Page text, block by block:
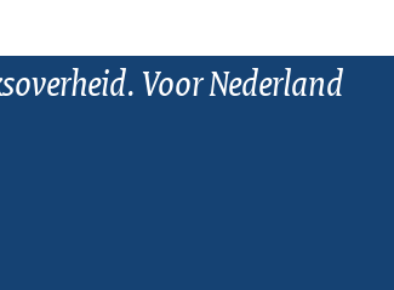
Voor Nederland